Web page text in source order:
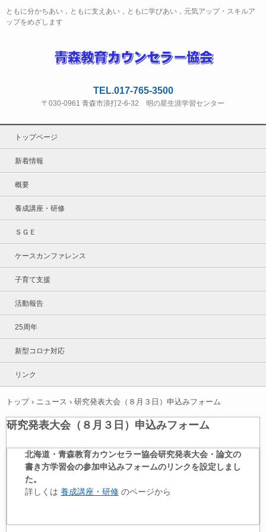
ともに分かちあい，ともに支えあい，ともに学びあい，元気アップ・スキルア
ップをめざします
TEL.017-765-3500
〒030-0961 青森市浪打2-6-32 明の星生涯学習センター
トップページ
新着情報
概要
養成講座・研修
ＳＧＥ
ケースカンファレンス
子育て支援
活動報告
25周年
新型コロナ対応
リンク
トップ › ニュース › 研究発表大会（８月３日）申込みフォーム
研究発表大会（８月３日）申込みフォーム
北海道・青森教育カウンセラー協会研究発表大会・論文の
書き方学習会の参加申込みフォームのリンクを設定しまし
た。
詳しくは 養成講座・研修 のページから